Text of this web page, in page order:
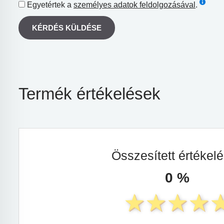
Egyetértek a személyes adatok feldolgozásával .
KÉRDÉS KÜLDÉSE
Termék értékelések
Összesített
0 %